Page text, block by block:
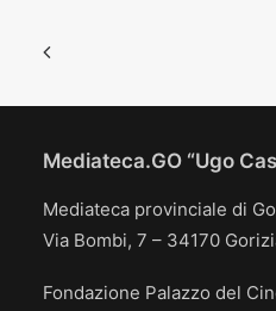
Mediateca.GO “Ugo
Mediateca provinciale di
Via Bombi, 7 – 34170
Fondazione Palazzo del